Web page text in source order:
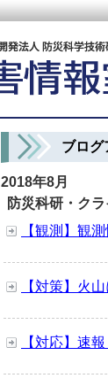
ブログ
2018年8月
防災科研・ク
【観測】観
【対策】火
【対応】速